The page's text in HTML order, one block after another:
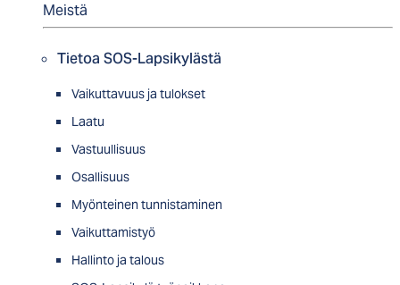
Meistä
Tietoa SOS-Lapsikylästä
Vaikuttavuus ja tulokset
Laatu
Vastuullisuus
Osallisuus
Myön­tei­nen tun­nis­ta­minen
Vaikuttamistyö
Hallinto ja talous